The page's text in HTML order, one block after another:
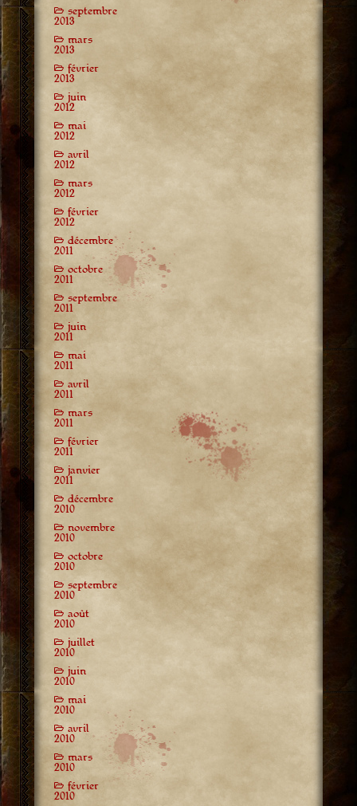
septembre
2013
mars
2013
février
2013
juin
2012
mai
2012
avril
2012
mars
2012
février
2012
décembre
2011
octobre
2011
septembre
2011
juin
2011
mai
2011
avril
2011
mars
2011
février
2011
janvier
2011
décembre
2010
novembre
2010
octobre
2010
septembre
2010
août
2010
juillet
2010
juin
2010
mai
2010
avril
2010
mars
2010
février
2010